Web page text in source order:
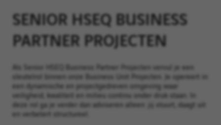
SENIOR HSEQ BUSINESS
PARTNER PROJECTEN
Als Senior HSEQ Business Partner Projecten vervul je een
sleutelrol binnen onze Business Unit Projecten. Je opereert in
een dynamische en projectgedreven omgeving waar
veiligheid, kwaliteit en milieu continu onder druk staan. In
deze rol ga je verder dan adviseren alleen: jij stuurt, daagt uit
en verbetert structureel.